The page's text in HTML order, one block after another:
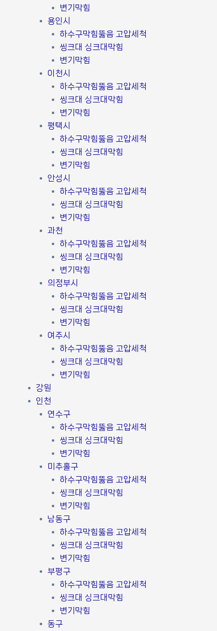
변기막힘
용인시
하수구막힘뚫음 고압세척
씽크대 싱크대막힘
변기막힘
이천시
하수구막힘뚫음 고압세척
씽크대 싱크대막힘
변기막힘
평택시
하수구막힘뚫음 고압세척
씽크대 싱크대막힘
변기막힘
안성시
하수구막힘뚫음 고압세척
씽크대 싱크대막힘
변기막힘
과천
하수구막힘뚫음 고압세척
씽크대 싱크대막힘
변기막힘
의정부시
하수구막힘뚫음 고압세척
씽크대 싱크대막힘
변기막힘
여주시
하수구막힘뚫음 고압세척
씽크대 싱크대막힘
변기막힘
강원
인천
연수구
하수구막힘뚫음 고압세척
씽크대 싱크대막힘
변기막힘
미추홀구
하수구막힘뚫음 고압세척
씽크대 싱크대막힘
변기막힘
남동구
하수구막힘뚫음 고압세척
씽크대 싱크대막힘
변기막힘
부평구
하수구막힘뚫음 고압세척
씽크대 싱크대막힘
변기막힘
동구